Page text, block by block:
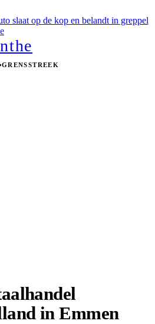
slaat op de kop en belandt in greppel
GRENSSTREEK
in Emmen